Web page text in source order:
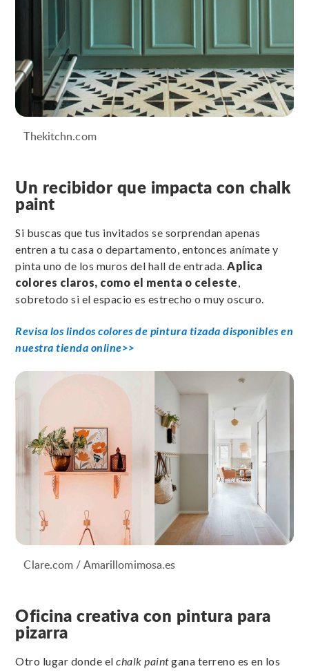
Thekitchn.com
Un recibidor que impacta con chalk
paint
Si buscas que tus invitados se sorprendan apenas
entren a tu casa o departamento, entonces anímate y
pinta uno de los muros del hall de entrada. Aplica
colores claros, como el menta o celeste
sobretodo si el espacio es estrecho o muy oscuro.
Revisa los lindos colores de pintura tizada disponibles en
nuestra tienda online>>
Clare.com / Amarillomimosa.es
Oficina creativa con pintura para
pizarra
Otro lugar donde elchalk paintgana terreno es en los